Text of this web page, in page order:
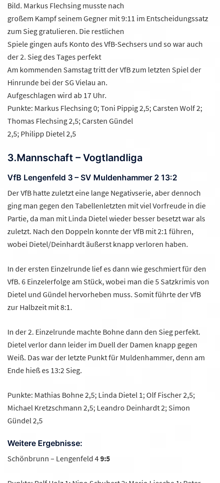
Bild. Markus Flechsing musste nach
großem Kampf seinem Gegner mit 9:11 im Entscheidungssatz
zum Sieg gratulieren. Die restlichen
Spiele gingen aufs Konto des VfB-Sechsers und so war auch
der 2. Sieg des Tages perfekt
Am kommenden Samstag tritt der VfB zum letzten Spiel der
Hinrunde bei der SG Vielau an.
Aufgeschlagen wird ab 17 Uhr.
Punkte: Markus Flechsing 0; Toni Pippig 2,5; Carsten Wolf 2;
Thomas Flechsing 2,5; Carsten Gündel
2,5; Philipp Dietel 2,5
3.Mannschaft – Vogtlandliga
VfB Lengenfeld 3 – SV Muldenhammer 2 13:2
Der VfB hatte zuletzt eine lange Negativserie, aber dennoch
ging man gegen den Tabellenletzten mit viel Vorfreude in die
Partie, da man mit Linda Dietel wieder besser besetzt war als
zuletzt. Nach den Doppeln konnte der VfB mit 2:1 führen,
wobei Dietel/Deinhardt äußerst knapp verloren haben.
In der ersten Einzelrunde lief es dann wie geschmiert für den
VfB. 6 Einzelerfolge am Stück, wobei man die 5 Satzkrimis von
Dietel und Gündel hervorheben muss. Somit führte der VfB
zur Halbzeit mit 8:1.
In der 2. Einzelrunde machte Bohne dann den Sieg perfekt.
Dietel verlor dann leider im Duell der Damen knapp gegen
Weiß. Das war der letzte Punkt für Muldenhammer, denn am
Ende hieß es 13:2 Sieg.
Punkte: Mathias Bohne 2,5; Linda Dietel 1; Olf Fischer 2,5;
Michael Kretzschmann 2,5; Leandro Deinhardt 2; Simon
Gündel 2,5
Weitere Ergebnisse:
Schönbrunn – Lengenfeld 49:5